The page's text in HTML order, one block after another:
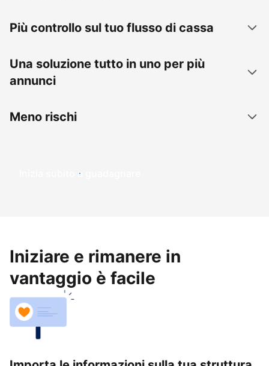
Più controllo sul tuo flusso di cassa
Una soluzione tutto in uno per più
annunci
Meno rischi
Inizia subito a guadagnare
Iniziare e rimanere in
vantaggio è facile